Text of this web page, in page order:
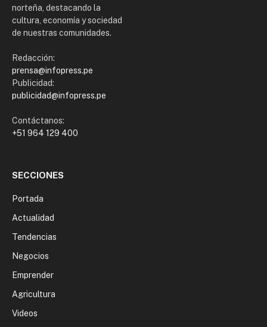
norteña, destacando la
cultura, economía y sociedad
de nuestras comunidades.
Redacción:
prensa@infopress.pe
Publicidad:
publicidad@infopress.pe
Contáctanos:
+51 964 129 400
SECCIONES
Portada
Actualidad
Tendencias
Negocios
Emprender
Agricultura
Videos